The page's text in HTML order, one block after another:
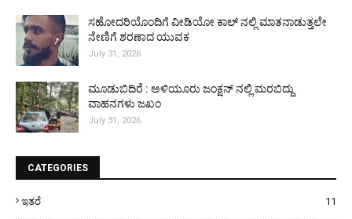
ಸಹೋದರಿಯೊಂದಿಗೆ ವೀಡಿಯೋ ಕಾಲ್ ನಲ್ಲಿ ಮಾತನಾಡುತ್ತಲೇ
ನೇಣಿಗೆ ಶರಣಾದ ಯುವಕ
July 31, 2026
ಮೂಡುಬಿದಿರೆ : ಅಳಿಯೂರು ಜಂಕ್ಷನ್ ನಲ್ಲಿ ಮರಬಿದ್ದು
ವಾಹನಗಳು ಜಖಂ
July 31, 2026
CATEGORIES
ಇತರೆ 11